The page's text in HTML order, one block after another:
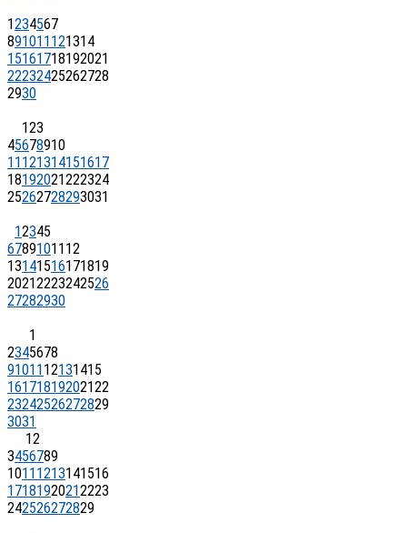
1234567
891011 121314
15161718192021
22232425262728
2930
123
45678910
11 121314151617
18192021222324
25262728293031
12345
67891011 12
13141516171819
20212223242526
27282930
1
2345678
91011 12131415
16171819202122
23242526272829
3031
12
3456789
1011 1213141516
17181920212223
242526272829